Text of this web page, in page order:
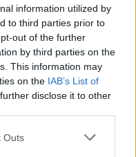
information utilized by
to third parties prior to
out of the further
by third parties on the
This information may
on the IAB’s List of
disclose it to other
one or more Google
Outs